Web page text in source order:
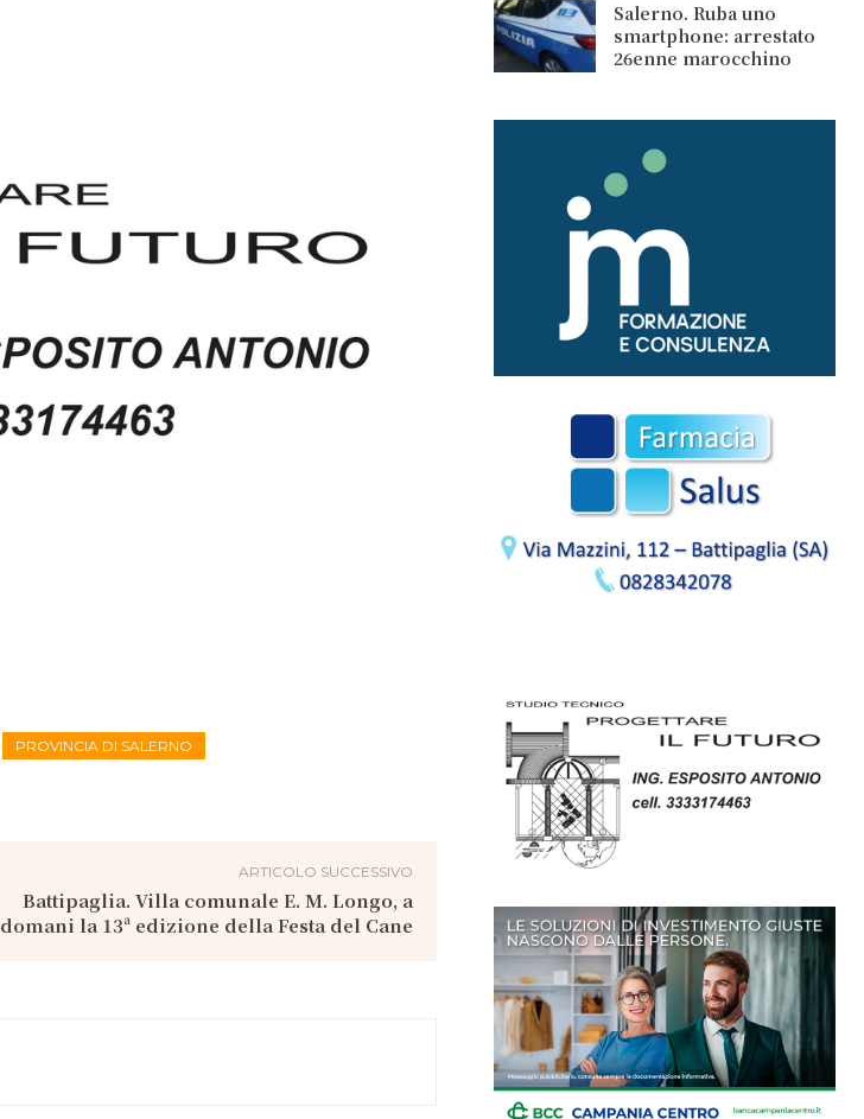
PROVINCIA DI SALERNO
ARTICOLO SUCCESSIVO
Battipaglia. Villa comunale E. M. Longo, a
domani la 13ª edizione della Festa del Cane
Salerno. Ruba uno
smartphone: arrestato
26enne marocchino